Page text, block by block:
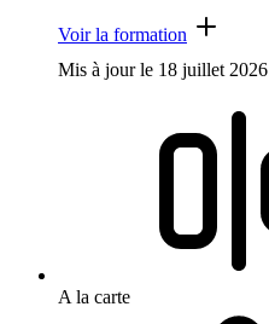
Voir la formation
Mis à jour le 18 juillet 2026
A la carte